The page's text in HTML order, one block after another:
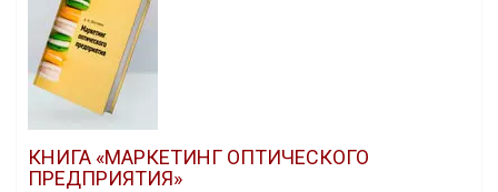
КНИГА «МАРКЕТИНГ ОПТИЧЕСКОГО
ПРЕДПРИЯТИЯ»